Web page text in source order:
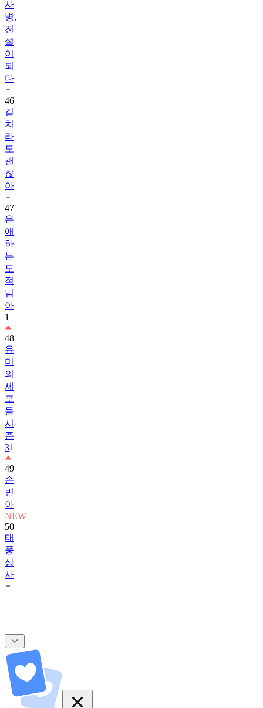
사
병,
전
설
이
되
다
46
길
치
라
도
괜
찮
아
47
은
애
하
는
도
적
님
아
1
48
유
미
의
세
포
들
시
즌
31
49
손
빈
아
NEW
50
태
풍
상
사